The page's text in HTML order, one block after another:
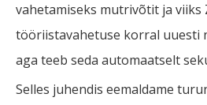
vahetamiseks mutrivõtit ja viiks
tööriistavahetuse korral uuesti
aga teeb seda automaatselt
Selles juhendis eemaldame